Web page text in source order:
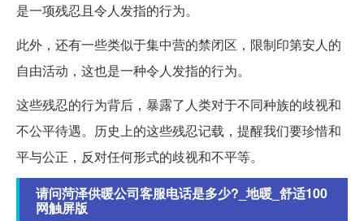
是一项残忍且令人发指的行为。
此外，还有一些类似于集中营的禁闭区，限制印第安人的
自由活动，这也是一种令人发指的行为。
这些残忍的行为背后，暴露了人类对于不同种族的歧视和
不公平待遇。历史上的这些残忍记载，提醒我们要珍惜和
平与公正，反对任何形式的歧视和不平等。
请问菏泽供暖公司客服电话是多少?_地暖_舒适100
网触屏版